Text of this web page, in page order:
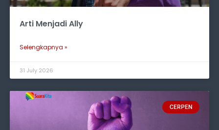
Arti Menjadi Ally
Selengkapnya »
31 July 2026
CERPEN